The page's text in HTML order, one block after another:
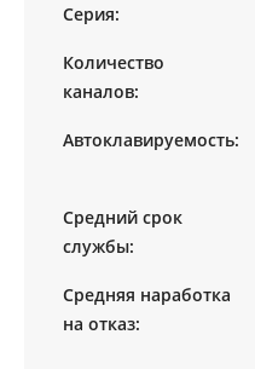
Серия:
Количество
каналов:
Автоклавируемость:
Средний срок
службы:
Средняя наработка
на отказ: